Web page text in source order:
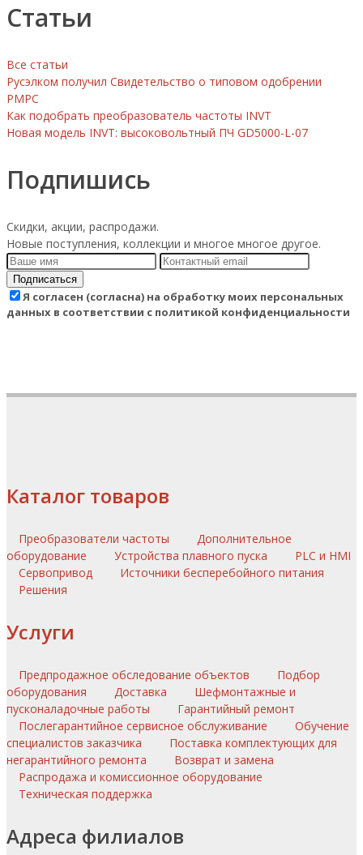
Статьи
Все статьи
Русэлком получил Свидетельство о типовом одобрении
РМРС
Как подобрать преобразователь частоты INVT
Новая модель INVT: высоковольтный ПЧ GD5000-L-07
Подпишись
Скидки, акции, распродажи.
Новые поступления, коллекции и многое многое другое.
Подписаться
Я согласен (согласна) на обработку моих персональных
данных в соответствии с политикой конфиденциальности
Каталог товаров
Преобразователи частоты
Дополнительное
оборудование
Устройства плавного пуска
PLC и HMI
Сервопривод
Источники бесперебойного питания
Решения
Услуги
Предпродажное обследование объектов
Подбор
оборудования
Доставка
Шефмонтажные и
пусконаладочные работы
Гарантийный ремонт
Послегарантийное сервисное обслуживание
Обучение
специалистов заказчика
Поставка комплектующих для
негарантийного ремонта
Возврат и замена
Распродажа и комиссионное оборудование
Техническая поддержка
Адреса филиалов